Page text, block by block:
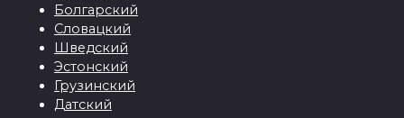
Болгарский
Словацкий
Шведский
Эстонский
Грузинский
Датский